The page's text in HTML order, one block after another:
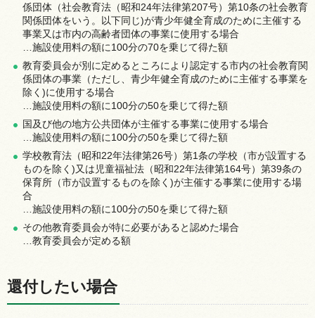
係団体（社会教育法（昭和24年法律第207号）第10条の社会教育
関係団体をいう。以下同じ)が青少年健全育成のために主催する
事業又は市内の高齢者団体の事業に使用する場合
…施設使用料の額に100分の70を乗じて得た額
教育委員会が別に定めるところにより認定する市内の社会教育関
係団体の事業（ただし、青少年健全育成のために主催する事業を
除く)に使用する場合
…施設使用料の額に100分の50を乗じて得た額
国及び他の地方公共団体が主催する事業に使用する場合
…施設使用料の額に100分の50を乗じて得た額
学校教育法（昭和22年法律第26号）第1条の学校（市が設置する
ものを除く)又は児童福祉法（昭和22年法律第164号）第39条の
保育所（市が設置するものを除く)が主催する事業に使用する場
合
…施設使用料の額に100分の50を乗じて得た額
その他教育委員会が特に必要があると認めた場合
…教育委員会が定める額
還付したい場合